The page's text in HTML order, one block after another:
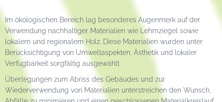
Im ökologischen Bereich lag besonderes Augenmerk auf der
Verwendung nachhaltiger Materialien wie Lehmziegel sowie
lokalem und regionalem Holz. Diese Materialien wurden unter
Berücksichtigung von Umweltaspekten, Ästhetik und lokaler
Verfügbarkeit sorgfältig ausgewählt.
Überlegungen zum Abriss des Gebäudes und zur
Wiederverwendung von Materialien unterstreichen den Wunsch,